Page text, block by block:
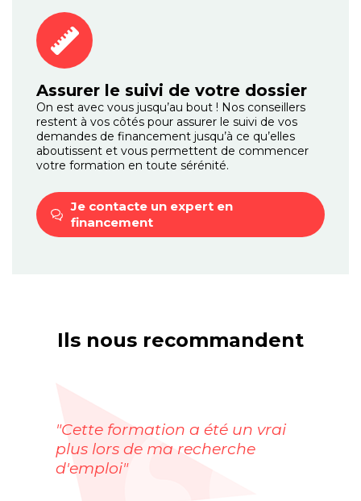
Assurer le suivi de votre dossier
On est avec vous jusqu’au bout ! Nos conseillers
restent à vos côtés pour assurer le suivi de vos
demandes de financement jusqu’à ce qu’elles
aboutissent et vous permettent de commencer
votre formation en toute sérénité.
Je contacte un expert en
financement
Ils nous recommandent
"Cette formation a été un vrai
plus lors de ma recherche
d'emploi"